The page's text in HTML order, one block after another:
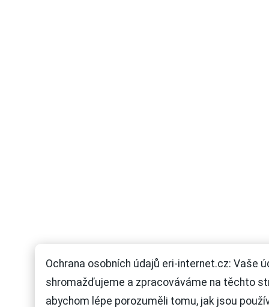
Ochrana osobních údajů eri-internet.cz: Vaše
shromažďujeme a zpracováváme na těchto
abychom lépe porozuměli tomu, jak jsou